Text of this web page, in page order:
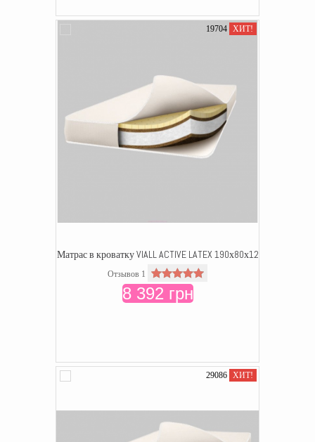
19704 ХИТ!
Матрас в кроватку VIALL ACTIVE LATEX 190х80х12
Отзывов 1
8 392 грн
29086 ХИТ!